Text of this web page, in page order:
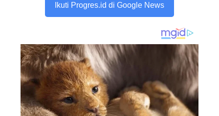
Ikuti Progres.id di Google News